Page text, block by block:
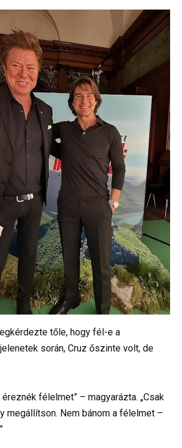
tőle, hogy fél-e a
során, Cruz őszinte volt, de
éreznék félelmet” – magyarázta. „Csak
megállítson. Nem bánom a félelmet –